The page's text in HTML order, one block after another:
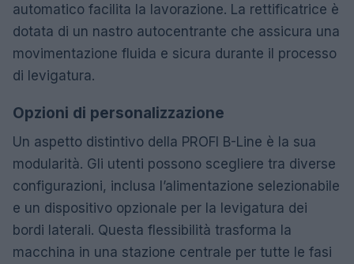
automatico facilita la lavorazione. La rettificatrice è
dotata di un nastro autocentrante che assicura una
movimentazione fluida e sicura durante il processo
di levigatura.
Opzioni di personalizzazione
Un aspetto distintivo della PROFI B-Line è la sua
modularità. Gli utenti possono scegliere tra diverse
configurazioni, inclusa l’alimentazione selezionabile
e un dispositivo opzionale per la levigatura dei
bordi laterali. Questa flessibilità trasforma la
macchina in una stazione centrale per tutte le fasi